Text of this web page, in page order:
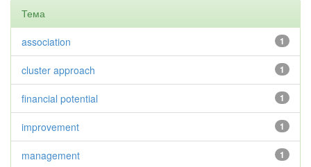
Тема
1
association
1
cluster approach
1
financial potential
1
improvement
1
management